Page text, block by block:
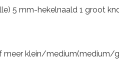
5 mm-hekelnaald 1 groot
meer klein/